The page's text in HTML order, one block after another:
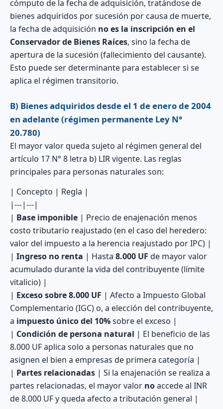
cómputo de la fecha de adquisición, tratándose de
bienes adquiridos por sucesión por causa de muerte,
la fecha de adquisición no es la inscripción en el
Conservador de Bienes Raíces, sino la fecha de
apertura de la sucesión (fallecimiento del causante).
Esto puede ser determinante para establecer si se
aplica el régimen transitorio.
B) Bienes adquiridosdesde el 1 de enero de 2004
en adelante (régimen permanente Ley N°
20.780)
El mayor valor queda sujeto al régimen general del
artículo 17 N° 8 letra b) LIR vigente. Las reglas
principales para personas naturales son:
| Concepto | Regla |
|---|---|
| Base imponible | Precio de enajenación menos
costo tributario reajustado (en el caso del heredero:
valor del impuesto a la herencia reajustado por IPC) |
| Ingreso no renta | Hasta 8.000 UF de mayor valor
acumulado durante la vida del contribuyente (límite
vitalicio) |
| Exceso sobre 8.000 UF | Afecto a Impuesto Global
Complementario (IGC) o, a elección del contribuyente,
a impuesto único del 10%sobre el exceso |
| Condición de persona natural | El beneficio de las
8.000 UF aplica solo a personas naturales que no
asignen el bien a empresas de primera categoría |
| Partes relacionadas | Si la enajenación se realiza a
partes relacionadas, el mayor valor noaccede al INR
de 8.000 UF y queda afecto a tributación general |